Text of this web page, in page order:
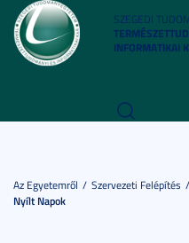
SZEGEDI
INFORMATIKAI
Az Egyetemről Szervezeti Felépítés
Nyílt Napok